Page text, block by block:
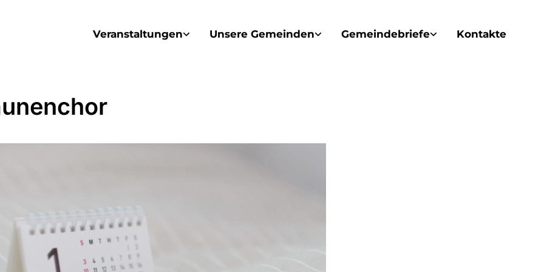
Veranstaltungen Unsere Gemeinden Gemeindebriefe Kontakte